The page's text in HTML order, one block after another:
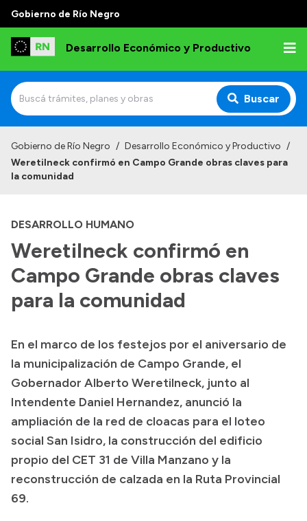
Gobierno de Río Negro
Desarrollo Económico y Productivo
Buscar
Institucional
Autoridades
Delegaciones
Normativa
Presupuesto
Boletín Oficial
Compras y licitaciones
Consulta de expedientes
Consulta de pago a proveedores
Convocatorias
Gobierno de Río Negro / Desarrollo Económico y Productivo /
Weretilneck confirmó en Campo Grande obras claves para
la comunidad
DESARROLLO HUMANO
Weretilneck confirmó en
Campo Grande obras claves
para la comunidad
En el marco de los festejos por el aniversario de
la municipalización de Campo Grande, el
Gobernador Alberto Weretilneck, junto al
Intendente Daniel Hernandez, anunció la
ampliación de la red de cloacas para el loteo
social San Isidro, la construcción del edificio
propio del CET 31 de Villa Manzano y la
reconstrucción de calzada en la Ruta Provincial
69.